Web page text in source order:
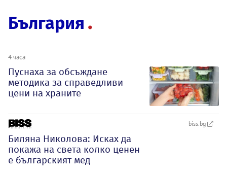
България
4 часа
Пуснаха за обсъждане
методика за справедливи
цени на храните
biss.bg
Биляна Николова: Исках да
покажа на света колко ценен
е българският мед